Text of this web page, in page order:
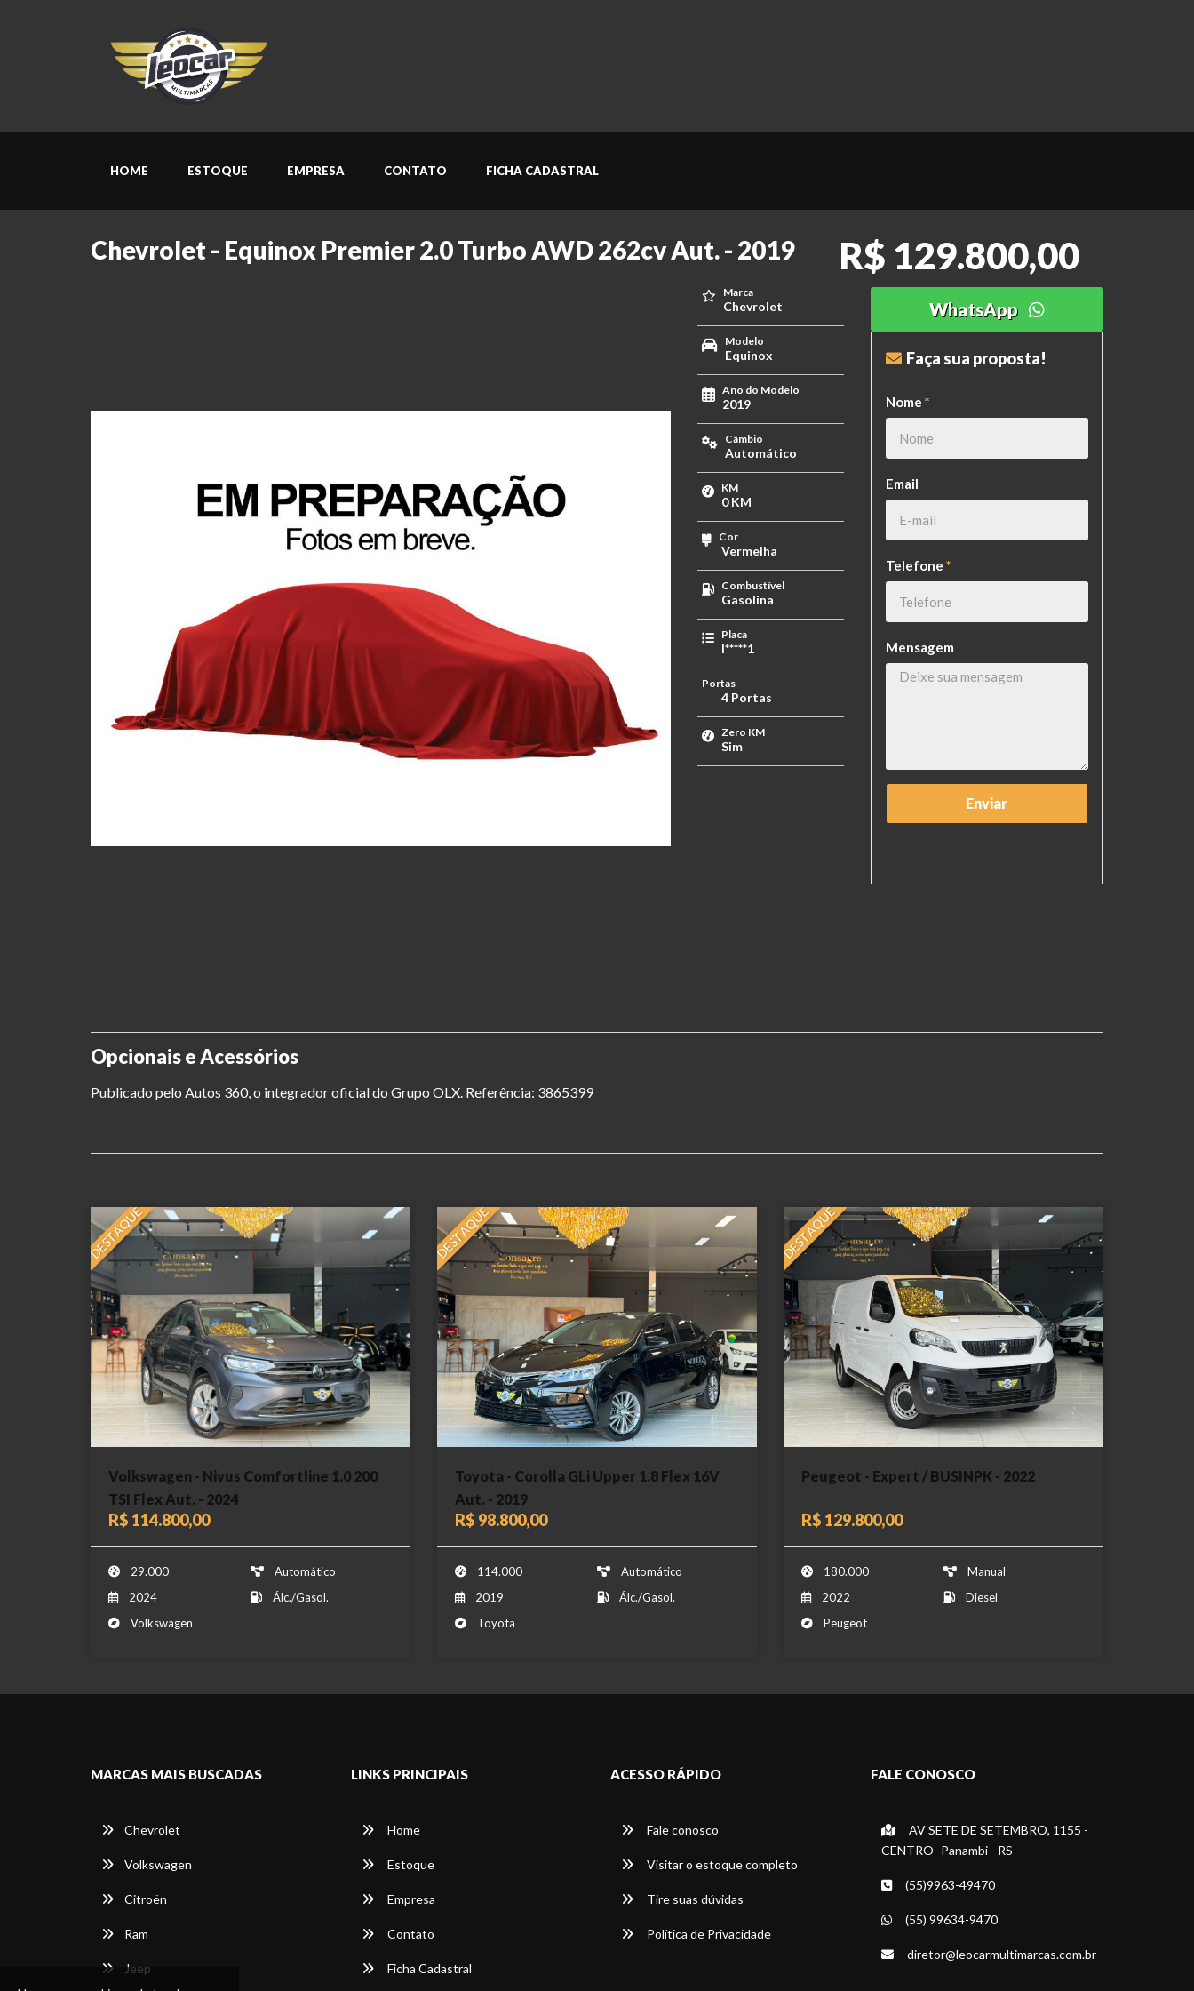
HOME ESTOQUE EMPRESA CONTATO FICHA CADASTRAL
Chevrolet - Equinox Premier 2.0 Turbo AWD 262cv Aut. - 2019 R$ 129.800,00
Marca
Chevrolet
Modelo
Equinox
Ano do Modelo
2019
Câmbio
Automático
KM
0 KM
Cor
Vermelha
Combustível
Gasolina
Placa
I*****1
Portas
4 Portas
Zero KM
Sim
WhatsApp
Faça sua proposta!
Nome *
Email
Telefone *
Mensagem
Opcionais e Acessórios
Publicado pelo Autos 360, o integrador oficial do Grupo OLX. Referência: 3865399
DESTAQUE
Volkswagen - Nivus Comfortline 1.0 200
TSI Flex Aut. - 2024
R$ 114.800,00
29.000
Automático
2024
Álc./Gasol.
Volkswagen
DESTAQUE
Toyota - Corolla GLi Upper 1.8 Flex 16V
Aut. - 2019
R$ 98.800,00
114.000
Automático
2019
Álc./Gasol.
Toyota
DESTAQUE
Peugeot - Expert / BUSINPK - 2022
R$ 129.800,00
180.000
Manual
2022
Diesel
Peugeot
MARCAS MAIS BUSCADAS
Chevrolet
Volkswagen
Citroën
Ram
Jeep
LINKS PRINCIPAIS
Home
Estoque
Empresa
Contato
Ficha Cadastral
ACESSO RÁPIDO
Fale conosco
Visitar o estoque completo
Tire suas dúvidas
Política de Privacidade
FALE CONOSCO
AV SETE DE SETEMBRO, 1155 -
CENTRO -Panambi - RS
(55)9963-49470
(55) 99634-9470
diretor@leocarmultimarcas.com.br